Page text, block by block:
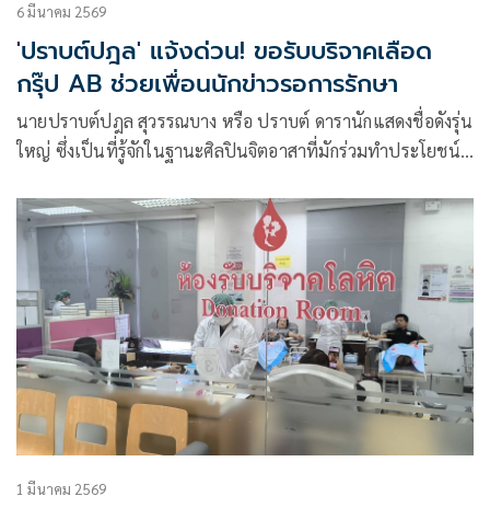
6 มีนาคม 2569
'ปราบต์ปฎล' แจ้งด่วน! ขอรับบริจาคเลือด
กรุ๊ป AB ช่วยเพื่อนนักข่าวรอการรักษา
นายปราบต์ปฎล สุวรรณบาง หรือ ปราบต์ ดารานักแสดงชื่อดังรุ่น
ใหญ่ ซึ่งเป็นที่รู้จักในฐานะศิลปินจิตอาสาที่มักร่วมทำประโยชน์
1 มีนาคม 2569